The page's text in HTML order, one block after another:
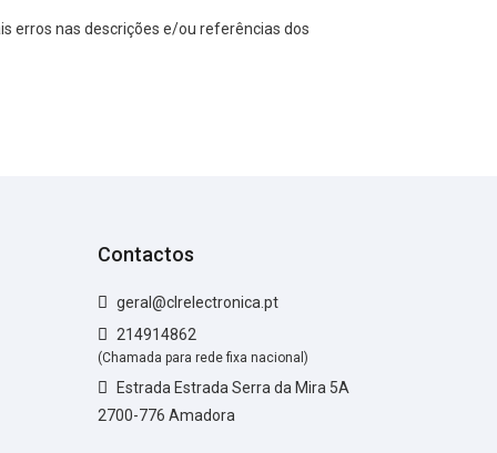
erros nas descrições e/ou referências dos
Contactos
geral@clrelectronica.pt
214914862
(Chamada para rede fixa nacional)
Estrada Estrada Serra da Mira 5A
2700-776 Amadora